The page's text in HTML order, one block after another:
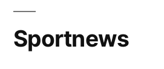
Sportnews